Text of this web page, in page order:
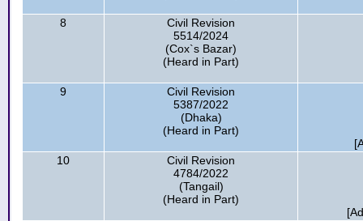
8
Civil Revision
5514/2024
(Cox`s Bazar)
(Heard in Part)
9
Civil Revision
5387/2022
(Dhaka)
(Heard in Part)
10
Civil Revision
4784/2022
(Tangail)
(Heard in Part)